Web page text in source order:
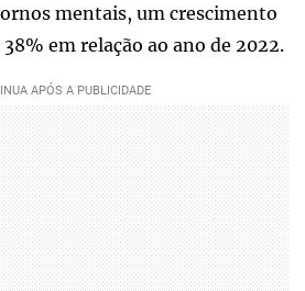
mentais, um crescimento
em relação ao ano de 2022.